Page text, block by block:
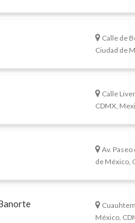
Calle de
Ciudad de
Calle
CDMX,
Av.
de México,
México,